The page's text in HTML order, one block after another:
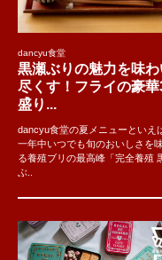
dancyu食堂
黒瀬ぶりの魅力を味わ
尽くす！フライの豪
盛り...
dancyu食堂の夏メニューといえ
一年中いつでも旬のおいしさを
る養殖ブリの最高峰「完全養殖
ぶ..